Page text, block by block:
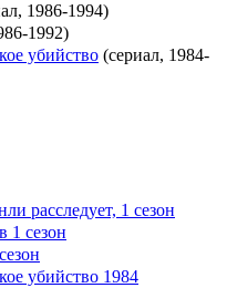
1986-1994)
1992)
убийство (сериал, 1984-
расследует, 1 сезон
1 сезон
убийство 1984